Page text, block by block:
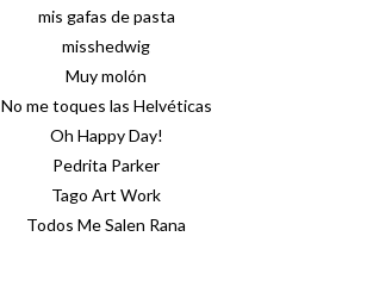
mis gafas de pasta
misshedwig
Muy molón
No me toques las Helvéticas
Oh Happy Day!
Pedrita Parker
Tago Art Work
Todos Me Salen Rana